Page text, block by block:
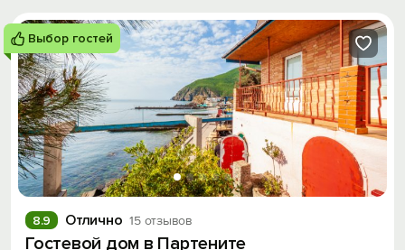
Выбор гостей
Отлично 15 отзывов
8.9
Гостевой дом в Партените